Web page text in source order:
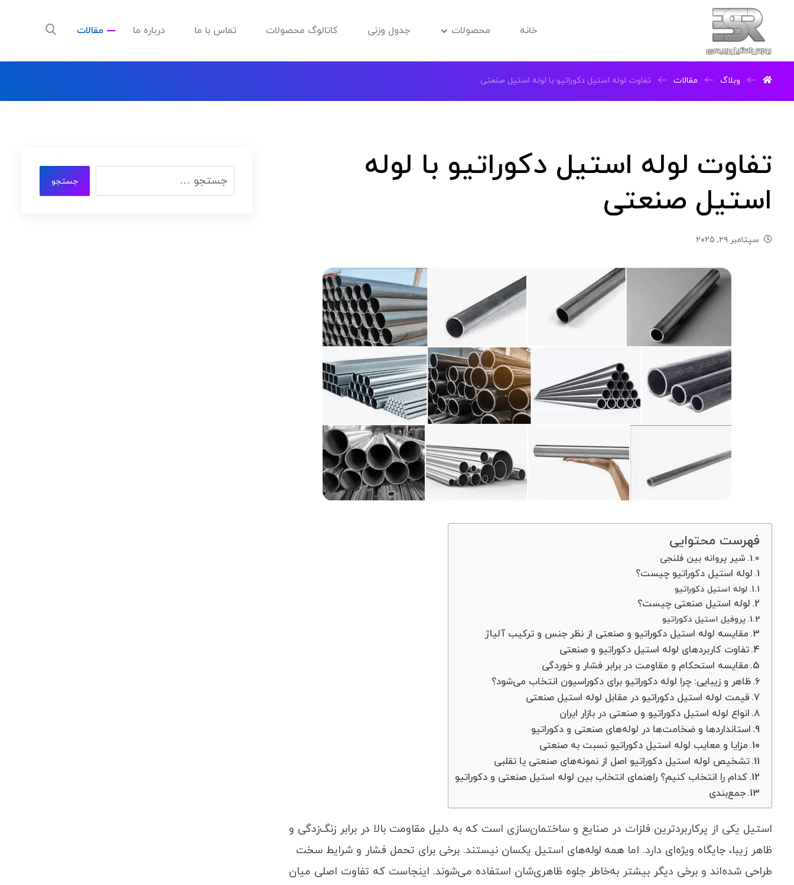
خانه محصولات جدول وزنی کاتالوگ محصولات تماس با ما درباره ما مقالات
وبلاگ مقالات تفاوت لوله استیل دکوراتیو با لوله استیل صنعتی
تفاوت لوله استیل دکوراتیو با لوله
استیل صنعتی
سپتامبر ۲۹, ۲۰۲۵
فهرست محتوایی
شیر پروانه بین فلنجی
لوله استیل دکوراتیو چیست؟
لوله استیل دکوراتیو
لوله استیل صنعتی چیست؟
پروفیل استیل دکوراتیو
مقایسه لوله استیل دکوراتیو و صنعتی از نظر جنس و ترکیب آلیاژ
تفاوت کاربردهای لوله استیل دکوراتیو و صنعتی
مقایسه استحکام و مقاومت در برابر فشار و خوردگی
ظاهر و زیبایی: چرا لوله دکوراتیو برای دکوراسیون انتخاب می‌شود؟
قیمت لوله استیل دکوراتیو در مقابل لوله استیل صنعتی
انواع لوله استیل دکوراتیو و صنعتی در بازار ایران
استانداردها و ضخامت‌ها در لوله‌های صنعتی و دکوراتیو
مزایا و معایب لوله استیل دکوراتیو نسبت به صنعتی
تشخیص لوله استیل دکوراتیو اصل از نمونه‌های صنعتی یا تقلبی
کدام را انتخاب کنیم؟ راهنمای انتخاب بین لوله استیل صنعتی و دکوراتیو
جمع‌بندی
استیل یکی از پرکاربردترین فلزات در صنایع و ساختمان‌سازی است که به دلیل مقاومت بالا در برابر زنگ‌زدگی و
ظاهر زیبا، جایگاه ویژه‌ای دارد. اما همه لوله‌های استیل یکسان نیستند. برخی برای تحمل فشار و شرایط سخت
طراحی شده‌اند و برخی دیگر بیشتر به‌خاطر جلوه ظاهری‌شان استفاده می‌شوند. اینجاست که تفاوت اصلی میان
جستجو